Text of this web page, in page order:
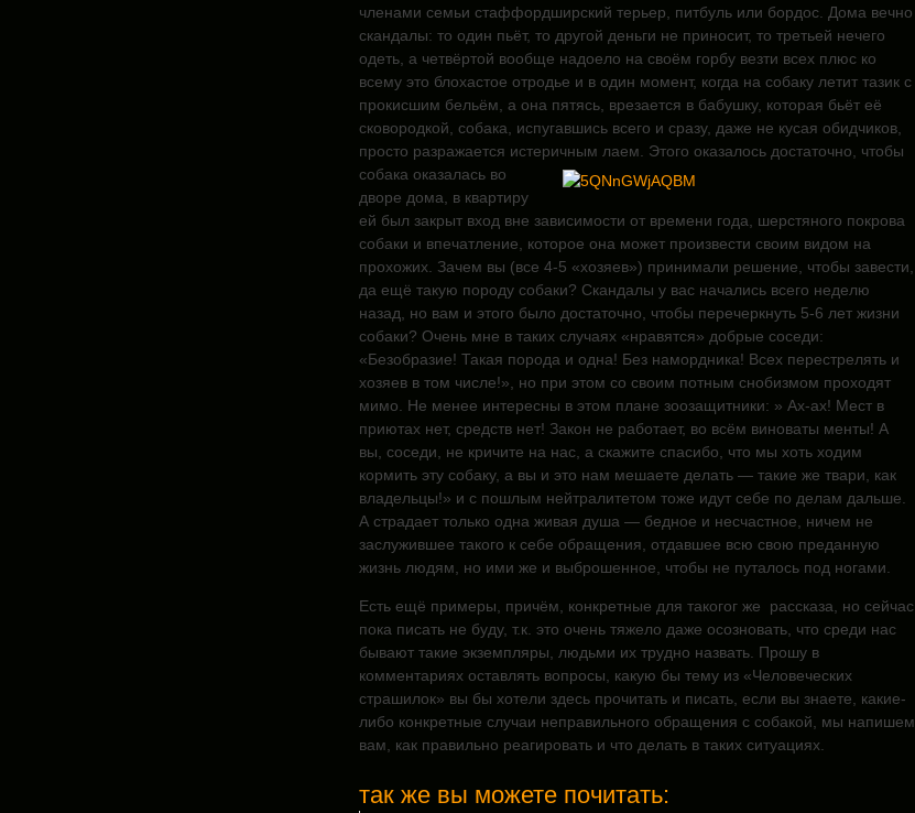
членами семьи стаффордширский терьер, питбуль или бордос. Дома вечно
скандалы: то один пьёт, то другой деньги не приносит, то третьей нечего
одеть, а четвёртой вообще надоело на своём горбу везти всех плюс ко
всему это блохастое отродье и в один момент, когда на собаку летит тазик с
прокисшим бельём, а она пятясь, врезается в бабушку, которая бьёт её
сковородкой, собака, испугавшись всего и сразу, даже не кусая обидчиков,
просто разражается истеричным лаем. Этого оказалось достаточно, чтобы
собака оказаласьво
дворе дома, в квартиру
ей был закрыт вход вне зависимости от времени года, шерстяного покрова
собаки и впечатление, которое она может произвести своим видом на
прохожих. Зачем вы (все 4-5 «хозяев») принимали решение, чтобы завести,
да ещё такую породу собаки? Скандалы у вас начались всего неделю
назад, но вам и этого было достаточно, чтобы перечеркнуть 5-6 лет жизни
собаки? Очень мне в таких случаях «нравятся» добрые соседи:
«Безобразие! Такая порода и одна! Без намордника! Всех перестрелять и
хозяев в том числе!», но при этом со своим потным снобизмом проходят
мимо. Не менее интересны в этом плане зоозащитники: » Ах-ах! Мест в
приютах нет, средств нет! Закон не работает, во всём виноваты менты! А
вы, соседи, не кричите на нас, а скажите спасибо, что мы хоть ходим
кормить эту собаку, а вы и это нам мешаете делать — такие же твари, как
владельцы!» и с пошлым нейтралитетом тоже идут себе по делам дальше.
А страдает только одна живая душа — бедное и несчастное, ничем не
заслужившее такого к себе обращения, отдавшее всю свою преданную
жизнь людям, но ими же и выброшенное, чтобы не путалось под ногами.
Есть ещё примеры, причём, конкретные для такогог же рассказа, но сейчас
пока писать не буду, т.к. это очень тяжело даже осозновать, что среди нас
бывают такие экземпляры, людьми их трудно назвать. Прошу в
комментариях оставлять вопросы, какую бы тему из «Человеческих
страшилок» вы бы хотели здесь прочитать и писать, если вы знаете, какие-
либо конкретные случаи неправильного обращения с собакой, мы напишем
вам, как правильно реагировать и что делать в таких ситуациях.
так же вы можете почитать: